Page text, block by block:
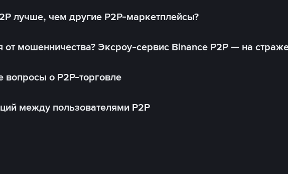
лучше, чем другие P2P-маркетплейсы?
от мошенничества? Эксроу-сервис Binance P2P — на
вопросы о P2P-торговле
между пользователями P2P